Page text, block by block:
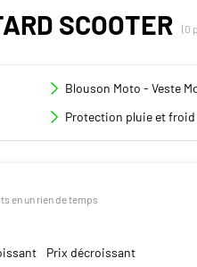
SCOOTER (0
Blouson Moto - Veste
Protection pluie et froid
en un rien de temps
Prix décroissant